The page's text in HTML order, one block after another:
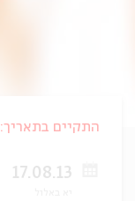
התקיים בתאריך:
17.08.13